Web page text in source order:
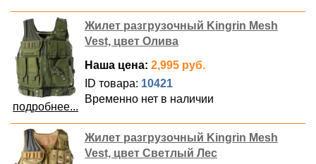
подробнее...
Жилет разгрузочный Kingrin Mesh
Vest, цвет Олива
Наша цена: 2,995 руб.
ID товара: 10421
Временно нет в наличии
Жилет разгрузочный Kingrin Mesh
Vest, цвет Светлый Лес